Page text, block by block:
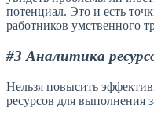
потенциал. Это и есть
работников умственного
#3 Аналитика
Нельзя повысить
ресурсов для выполнения